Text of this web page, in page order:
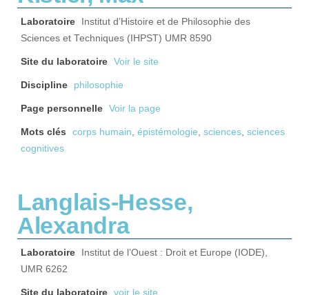
Laboratoire
Institut d’Histoire et de Philosophie des
Sciences et Techniques (IHPST) UMR 8590
Site du laboratoire Voir le site
Discipline philosophie
Page personnelle Voir la page
Mots clés corps humain, épistémologie, sciences, sciences
cognitives
Langlais-Hesse,
Alexandra
Laboratoire
Institut de l’Ouest : Droit et Europe (IODE),
UMR 6262
Site du laboratoire voir le site